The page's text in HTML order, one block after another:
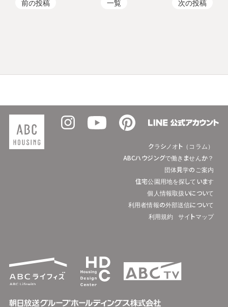
前の投稿 一覧 次の投稿
クラシノオト（コラム）
ABCハウジングで働きませんか？
団体見学のご案内
住宅公園用地を探しています
個人情報取扱いについて
利用者情報の外部送信について
利用規約
サイトマップ